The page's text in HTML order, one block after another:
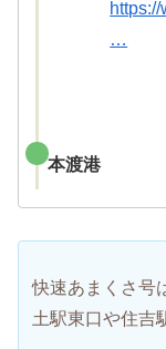
…
本渡港
快速あまくさ号
土駅東口や住吉